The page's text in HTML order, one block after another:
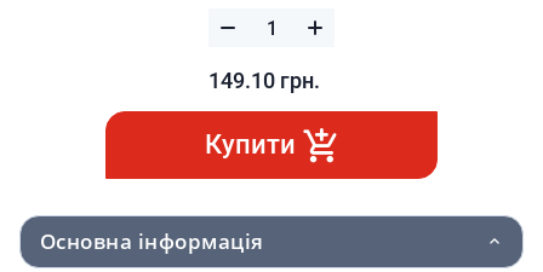
149.10 грн.
Купити
Основна інформація